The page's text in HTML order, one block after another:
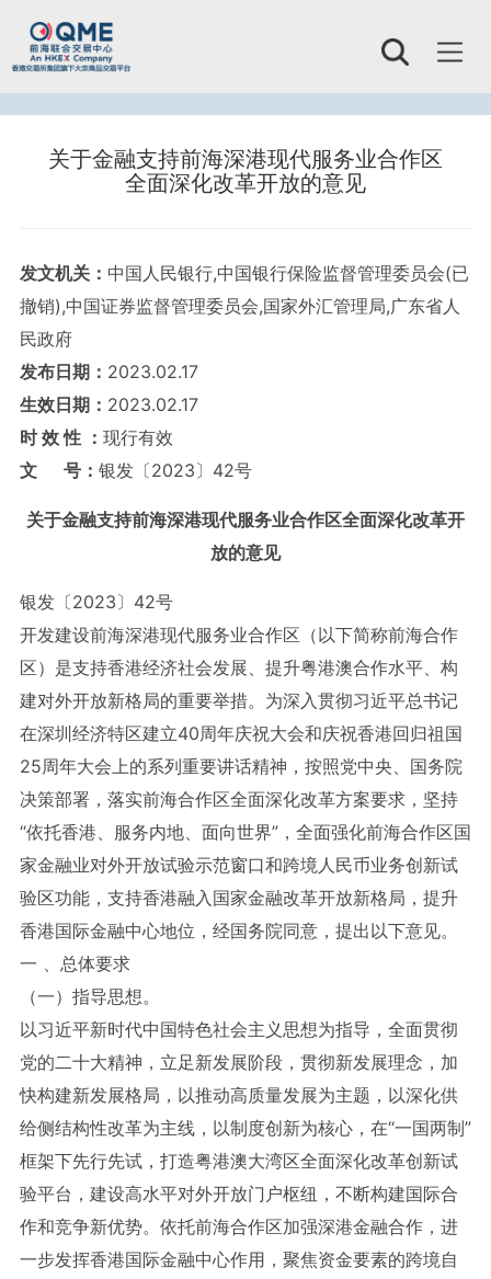
Toggle
关于金融支持前海深港现代服务业合作区
全面深化改革开放的意见
发文机关： 中国人民银行,中国银行保险监督管理委员会(已
撤销),中国证券监督管理委员会,国家外汇管理局,广东省人
民政府
发布日期： 2023.02.17
生效日期： 2023.02.17
时 效 性 ： 现行有效
文 号： 银发〔2023〕42号
关于金融支持前海深港现代服务业合作区全面深化改革开
放的意见
银发〔2023〕42号
开发建设前海深港现代服务业合作区（以下简称前海合作
区）是支持香港经济社会发展、提升粤港澳合作水平、构
建对外开放新格局的重要举措。为深入贯彻习近平总书记
在深圳经济特区建立40周年庆祝大会和庆祝香港回归祖国
25周年大会上的系列重要讲话精神，按照党中央、国务院
决策部署，落实前海合作区全面深化改革方案要求，坚持
“依托香港、服务内地、面向世界”，全面强化前海合作区国
家金融业对外开放试验示范窗口和跨境人民币业务创新试
验区功能，支持香港融入国家金融改革开放新格局，提升
香港国际金融中心地位，经国务院同意，提出以下意见。
一 、总体要求
（一）指导思想。
以习近平新时代中国特色社会主义思想为指导，全面贯彻
党的二十大精神，立足新发展阶段，贯彻新发展理念，加
快构建新发展格局，以推动高质量发展为主题，以深化供
给侧结构性改革为主线，以制度创新为核心，在“一国两制”
框架下先行先试，打造粤港澳大湾区全面深化改革创新试
验平台，建设高水平对外开放门户枢纽，不断构建国际合
作和竞争新优势。依托前海合作区加强深港金融合作，进
一步发挥香港国际金融中心作用，聚焦资金要素的跨境自